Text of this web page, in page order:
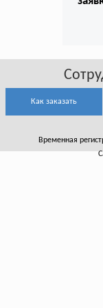
Как заказать
Временная